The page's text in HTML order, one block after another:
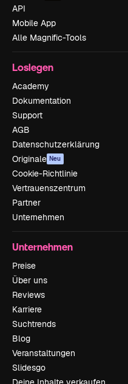
API
Mobile App
Alle Magnific-Tools
Loslegen
Academy
Dokumentation
Support
AGB
Datenschutzerklärung
Originale Neu
Cookie-Richtlinie
Vertrauenszentrum
Partner
Unternehmen
Unternehmen
Preise
Über uns
Reviews
Karriere
Suchtrends
Blog
Veranstaltungen
Slidesgo